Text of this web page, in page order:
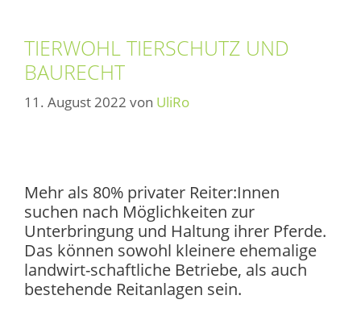
e
TIERWOHL TIERSCHUTZ UND
BAURECHT
11. August 2022 von UliRo
Mehr als 80% privater Reiter:Innen
suchen nach Möglichkeiten zur
Unterbringung und Haltung ihrer Pferde.
Das können sowohl kleinere ehemalige
landwirt-schaftliche Betriebe, als auch
bestehende Reitanlagen sein.